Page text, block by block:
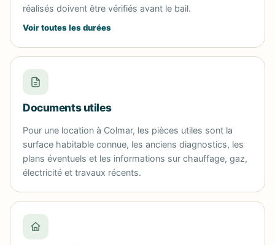
réalisés doivent être vérifiés avant le bail.
Voir toutes les durées
Documents utiles
Pour une location à Colmar, les pièces utiles sont la
surface habitable connue, les anciens diagnostics, les
plans éventuels et les informations sur chauffage, gaz,
électricité et travaux récents.